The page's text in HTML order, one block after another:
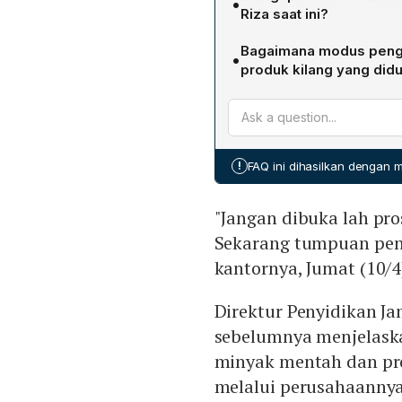
Riza Chalid setelah ia
Limited (Petral) periode
yang diusut, namun
•
Riza saat ini?
Febrie Adriansyah,
proses penyelidikan Riza
menekankan bahwa
telah menjadi buronan
Malaysia. Oleh karena
Interpol untuk
•Bagaimana modus
produk kilang yang
Menurut Direktur
mengkondisikan
dengan memanfaatkan
beberapa pejabat
(Premium) dan RON 92
Pertamina
negeri.
! FAQ ini dihasilkan dengan
"Jangan dibuka lah
Sekarang tumpuan
kantornya, Jumat (10/
Direktur Penyidikan
sebelumnya
minyak mentah dan
melalui